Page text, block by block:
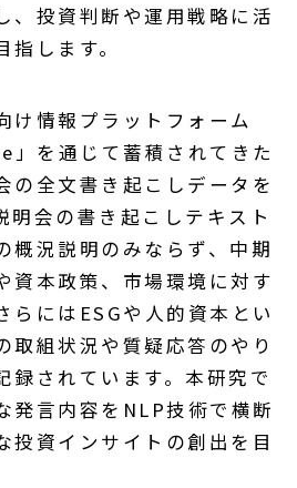
、投資判断や運用戦略に活
します。
け情報プラットフォーム
」を通じて蓄積されてきた
の全文書き起こしデータを
明会の書き起こしテキスト
概況説明のみならず、中期
資本政策、市場環境に対す
らにはESGや人的資本とい
取組状況や質疑応答のやり
録されています。本研究で
発言内容をNLP技術で横断
投資インサイトの創出を目